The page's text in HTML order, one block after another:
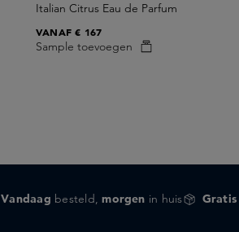
Italian Citrus Eau de Parfum
Sample toevoegen
VANAF€ 167
Vandaag besteld,morgen in huis Gratis